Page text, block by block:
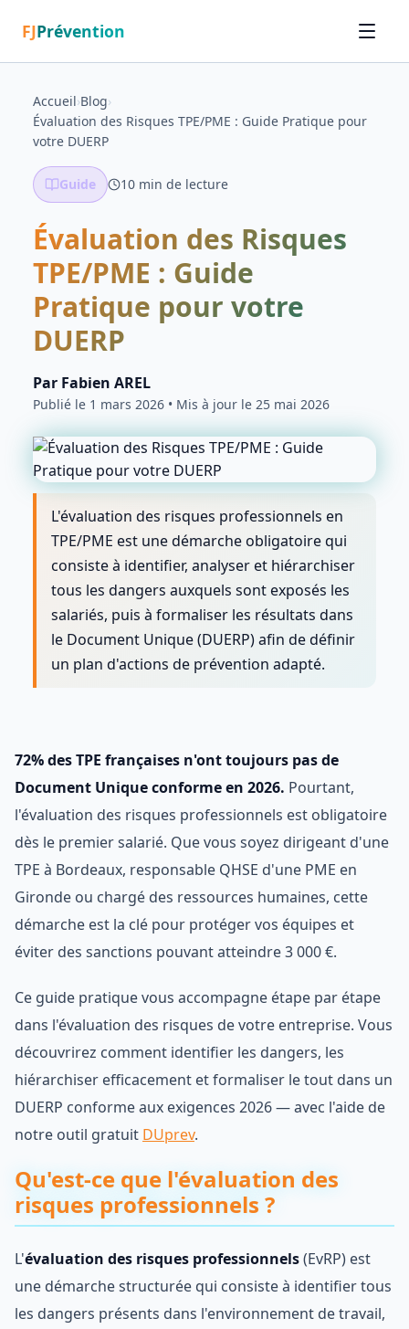
FJPrévention
Accueil›Blog›
Évaluation des Risques TPE/PME : Guide Pratique pour
votre DUERP
Guide 10 min de lecture
Évaluation des Risques
TPE/PME : Guide
Pratique pour votre
DUERP
Par Fabien AREL
Publié le 1 mars 2026 • Mis à jour le 25 mai 2026
L'évaluation des risques professionnels en
TPE/PME est une démarche obligatoire qui
consiste à identifier, analyser et hiérarchiser
tous les dangers auxquels sont exposés les
salariés, puis à formaliser les résultats dans
le Document Unique (DUERP) afin de définir
un plan d'actions de prévention adapté.
72% des TPE françaises n'ont toujours pas de
Document Unique conforme en 2026. Pourtant,
l'évaluation des risques professionnels est obligatoire
dès le premier salarié. Que vous soyez dirigeant d'une
TPE à Bordeaux, responsable QHSE d'une PME en
Gironde ou chargé des ressources humaines, cette
démarche est la clé pour protéger vos équipes et
éviter des sanctions pouvant atteindre 3 000 €.
Ce guide pratique vous accompagne étape par étape
dans l'évaluation des risques de votre entreprise. Vous
découvrirez comment identifier les dangers, les
hiérarchiser efficacement et formaliser le tout dans un
DUERP conforme aux exigences 2026 — avec l'aide de
notre outil gratuit DUprev.
Qu'est-ce que l'évaluation des
risques professionnels ?
L'évaluation des risques professionnels(EvRP) est
une démarche structurée qui consiste à identifier tous
les dangers présents dans l'environnement de travail,